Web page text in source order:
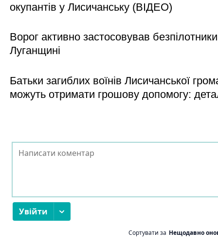
окупантів у Лисичанську (ВІДЕО)
Ворог активно застосовував
Луганщині
Батьки загиблих воїнів Лисичанської
можуть отримати грошову допомогу: